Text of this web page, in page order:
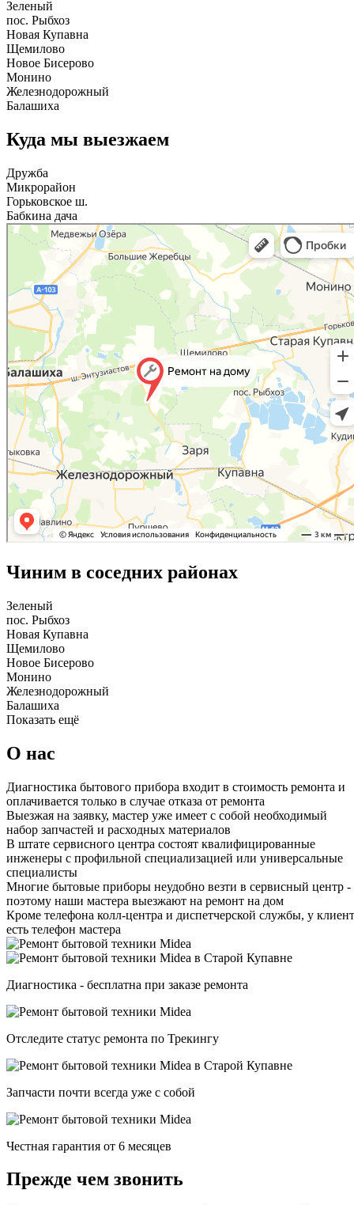
Зеленый
пос. Рыбхоз
Новая Купавна
Щемилово
Новое Бисерово
Монино
Железнодорожный
Балашиха
Куда мы выезжаем
Дружба
Микрорайон
Горьковское ш.
Бабкина дача
Чиним в соседних районах
Зеленый
пос. Рыбхоз
Новая Купавна
Щемилово
Новое Бисерово
Монино
Железнодорожный
Балашиха
Показать ещё
О нас
Диагностика бытового прибора входит в стоимость ремонта и
оплачивается только в случае отказа от ремонта
Выезжая на заявку, мастер уже имеет с собой необходимый
набор запчастей и расходных материалов
В штате сервисного центра состоят квалифицированные
инженеры с профильной специализацией или универсальные
специалисты
Многие бытовые приборы неудобно везти в сервисный центр -
поэтому наши мастера выезжают на ремонт на дом
Кроме телефона колл-центра и диспетчерской службы, у
есть телефон мастера
Диагностика - бесплатна при заказе ремонта
Отследите статус ремонта по Трекингу
Запчасти почти всегда уже с собой
Честная гарантия от 6 месяцев
Прежде чем звонить